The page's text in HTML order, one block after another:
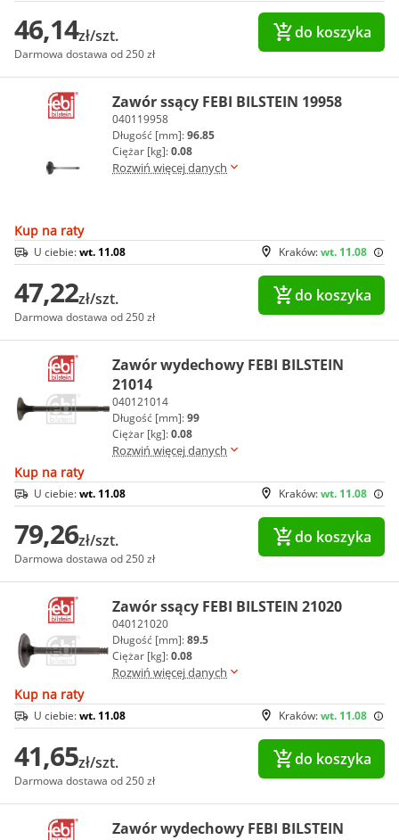
46,14zł/szt.
Darmowa dostawa od 250 zł
do koszyka
Zawór ssący FEBI BILSTEIN 19958
040119958
Długość [mm]:96.85
Ciężar [kg]:0.08
Rozwiń więcej danych
Kup na raty
Kraków:wt. 11.08
U ciebie:wt. 11.08
47,22zł/szt.
Darmowa dostawa od 250 zł
do koszyka
Zawór wydechowy FEBI BILSTEIN
21014
040121014
Długość [mm]:99
Ciężar [kg]:0.08
Rozwiń więcej danych
Kup na raty
Kraków:wt. 11.08
U ciebie:wt. 11.08
79,26zł/szt.
Darmowa dostawa od 250 zł
do koszyka
Zawór ssący FEBI BILSTEIN 21020
040121020
Długość [mm]:89.5
Ciężar [kg]:0.08
Rozwiń więcej danych
Kup na raty
Kraków:wt. 11.08
U ciebie:wt. 11.08
41,65zł/szt.
Darmowa dostawa od 250 zł
do koszyka
Zawór wydechowy FEBI BILSTEIN